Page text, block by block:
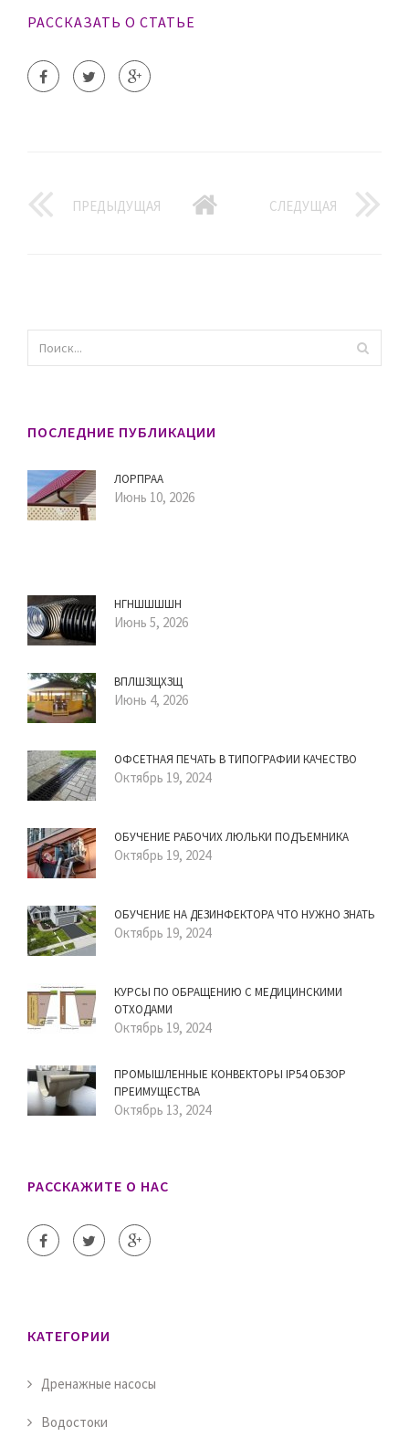
РАССКАЗАТЬ О СТАТЬЕ
ПРЕДЫДУЩАЯ СЛЕДУЩАЯ
ПОСЛЕДНИЕ ПУБЛИКАЦИИ
ЛОРПРАА
Июнь 10, 2026
НГНШШШШН
Июнь 5, 2026
ВПЛШЗЩХЗЩ
Июнь 4, 2026
ОФСЕТНАЯ ПЕЧАТЬ В ТИПОГРАФИИ КАЧЕСТВО
Октябрь 19, 2024
ОБУЧЕНИЕ РАБОЧИХ ЛЮЛЬКИ ПОДЪЕМНИКА
Октябрь 19, 2024
ОБУЧЕНИЕ НА ДЕЗИНФЕКТОРА ЧТО НУЖНО ЗНАТЬ
Октябрь 19, 2024
КУРСЫ ПО ОБРАЩЕНИЮ С МЕДИЦИНСКИМИ
ОТХОДАМИ
Октябрь 19, 2024
ПРОМЫШЛЕННЫЕ КОНВЕКТОРЫ IP54 ОБЗОР
ПРЕИМУЩЕСТВА
Октябрь 13, 2024
РАССКАЖИТЕ О НАС
КАТЕГОРИИ
Дренажные насосы
Водостоки